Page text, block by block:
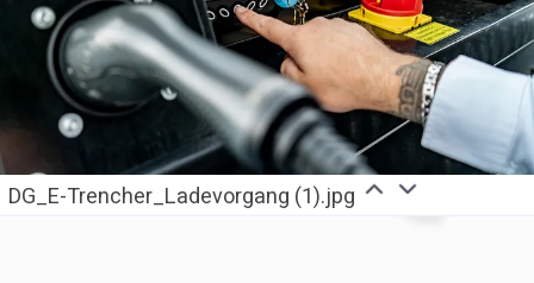
DG_E-Trencher_Ladevorgang (1).jpg